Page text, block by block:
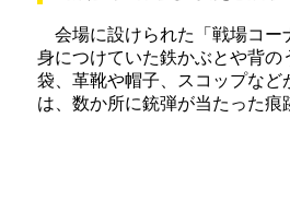
会場に設けられた「戦場コー
身につけていた鉄かぶとや背の
袋、革靴や帽子、スコップなど
は、数か所に銃弾が当たった痕